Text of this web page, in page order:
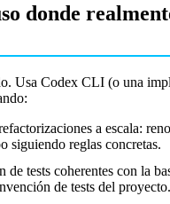
donde
Usa Codex CLI (o una
a escala:
siguiendo reglas concretas.
de tests coherentes con la
de tests del proyecto.